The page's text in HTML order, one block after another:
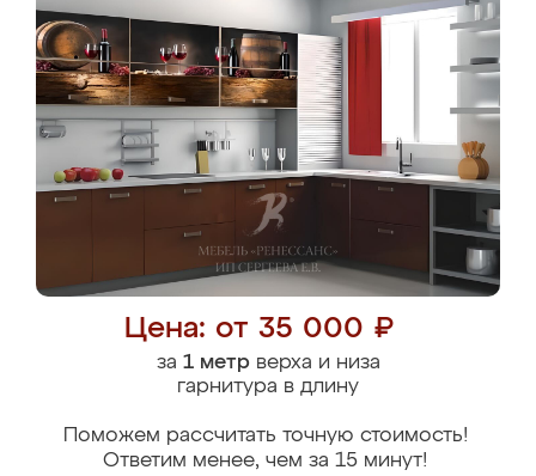
Цена: от 35 000 ₽
за 1 метрверха и низа
гарнитура в длину
Поможем рассчитать точную стоимость!
Ответим менее, чем за 15 минут!